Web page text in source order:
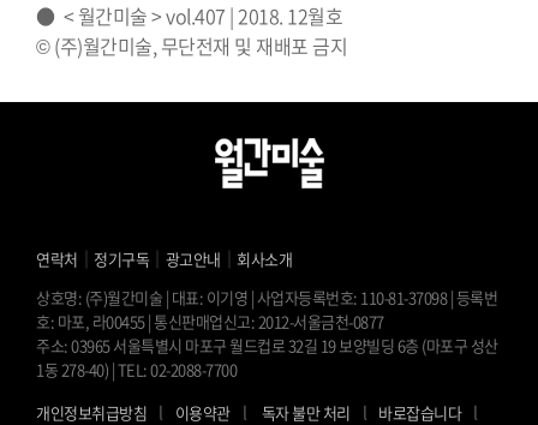
● < 월간미술 > vol.407 | 2018. 12월호⠀⠀
© (주)월간미술, 무단전재 및 재배포 금지
연락처 ｜ 정기구독 ｜ 광고안내 ｜ 회사소개
상호명: (주)월간미술 | 대표: 이기영 | 사업자등록번호: 110-81-37098 | 등록번
호: 마포, 라00455 | 통신판매업신고: 2012-서울금천-0877
주소: 03965 서울특별시 마포구 월드컵로 32길 19 보양빌딩 6층 (마포구 성산
1동 278-40) | TEL: 02-2088-7700
개인정보취급방침 l 이용약관 l 독자 불만 처리 l 바로잡습니다 l